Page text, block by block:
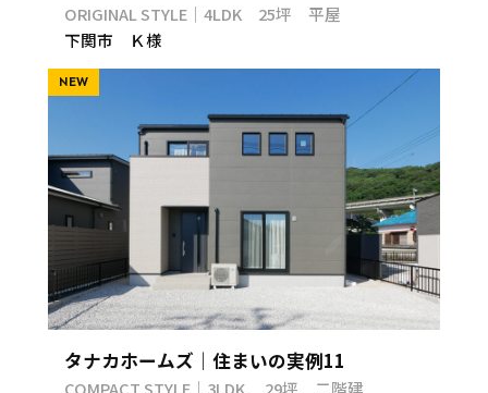
ORIGINAL STYLE｜4LDK 25坪 平屋
下関市 Ｋ様
NEW
タナカホームズ｜住まいの実例11
COMPACT STYLE｜3LDK 29坪 二階建